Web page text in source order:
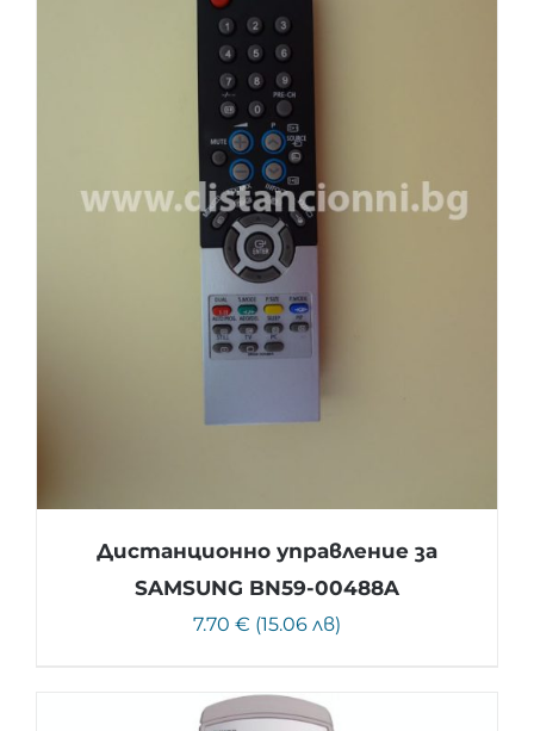
Дистанционно управление за
SAMSUNG BN59-00488A
7.70 € (15.06 лв)